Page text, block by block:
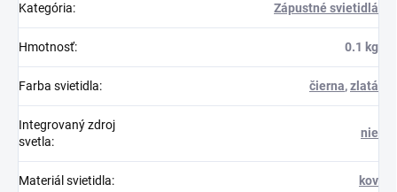
Kategória: Zápustné svietidlá
Hmotnosť: 0.1 kg
Farba svietidla: čierna,zlatá
Integrovaný zdroj
svetla:
nie
Materiál svietidla: kov